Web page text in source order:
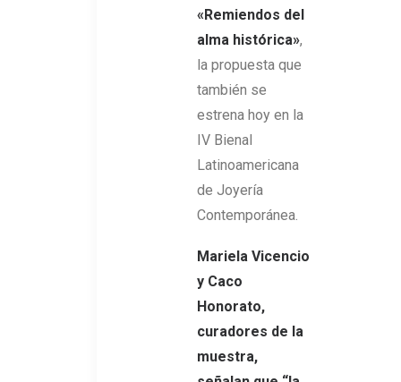
«Remiendos del
alma histórica»,
la propuesta que
también se
estrena hoy en la
IV Bienal
Latinoamericana
de Joyería
Contemporánea.
Mariela Vicencio
y Caco
Honorato,
curadores de la
muestra,